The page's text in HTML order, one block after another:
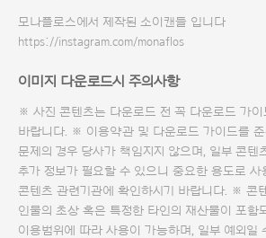
모나플로스에서 제작된 소이캔들 입니다
https://instagram.com/monaflos
이미지 다운로드시 주의사항
※ 사진 콘텐츠는 다운로드 전 꼭 다운로드 가이
바랍니다. ※ 이용약관 및 다운로드 가이드를
문제의 경우 당사가 책임지지 않으며, 일부 콘텐
추가 정보가 필요할 수 있으니 중요한 용도로 사
콘텐츠 관련기관에 확인하시기 바랍니다. ※ 콘
인물의 초상 혹은 특정한 타인의 재산물이 포함
이용범위에 따라 사용이 가능하며, 일부 예외일